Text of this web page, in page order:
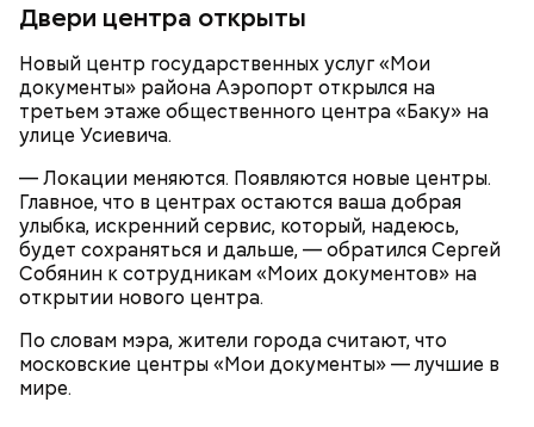
Двери центра открыты
Новый центр государственных услуг «Мои
документы» района Аэропорт открылся на
третьем этаже общественного центра «Баку» на
улице Усиевича.
— Локации меняются. Появляются новые центры.
Главное, что в центрах остаются ваша добрая
улыбка, искренний сервис, который, надеюсь,
будет сохраняться и дальше, — обратился Сергей
Собянин к сотрудникам «Моих документов» на
открытии нового центра.
По словам мэра, жители города считают, что
московские центры «Мои документы» — лучшие в
мире.